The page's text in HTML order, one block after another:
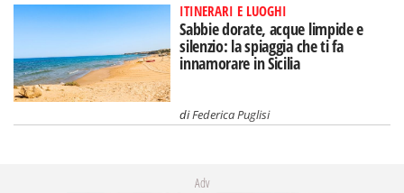
ITINERARI E LUOGHI
Sabbie dorate, acque limpide e
silenzio: la spiaggia che ti fa
innamorare in Sicilia
diFederica Puglisi
Adv